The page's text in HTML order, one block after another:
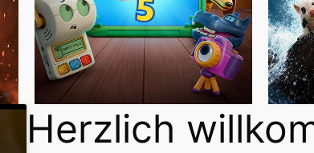
Herzlich